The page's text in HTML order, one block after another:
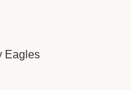
Eagles